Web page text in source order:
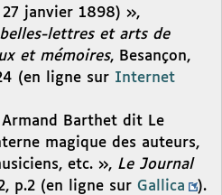
27 janvier 1898) »,
belles-lettres et arts de
et mémoires, Besançon,
(en ligne sur Internet
Barthet dit Le
magique des auteurs,
etc. », Le Journal
p.2 (en ligne sur Gallica ).